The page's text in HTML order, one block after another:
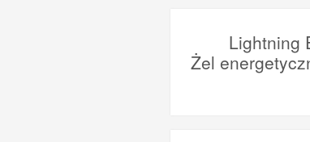
Lightning
Żel